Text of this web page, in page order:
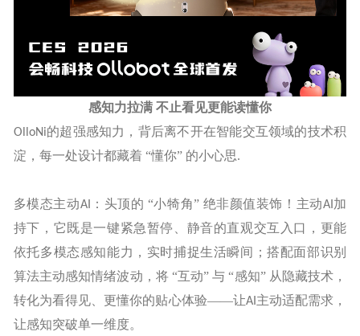
感知力拉满 不止看见更能读懂你
OlloNi的超强感知力，背后离不开在智能交互领域的技术积
淀，每一处设计都藏着 “懂你” 的小心思.
多模态主动AI ：头顶的 “小犄角” 绝非颜值装饰！主动AI 加
持下，它既是一键紧急暂停、静音的直观交互入口，更能
依托多模态感知能力，实时捕捉生活瞬间；搭配面部识别
算法主动感知情绪波动，将 “互动” 与 “感知” 从隐藏技术，
转化为看得见、更懂你的贴心体验——让AI 主动适配需求，
让感知突破单一维度。